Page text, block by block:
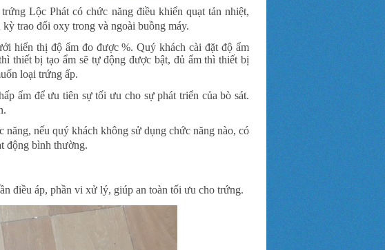
Lộc Phát có chức năng điều khiển quạt tản nhiệt,
trao đổi oxy trong và ngoài buồng máy.
hiển thị độ ẩm đo được %. Quý khách cài đặt độ ẩm
thiết bị tạo ẩm sẽ tự động được bật, đủ ẩm thì thiết bị
loại trứng ấp.
ẩm để ưu tiên sự tối ưu cho sự phát triển của bò sát.
nếu quý khách không sử dụng chức năng nào, có
động bình thường.
điều áp, phần vi xử lý, giúp an toàn tối ưu cho trứng.